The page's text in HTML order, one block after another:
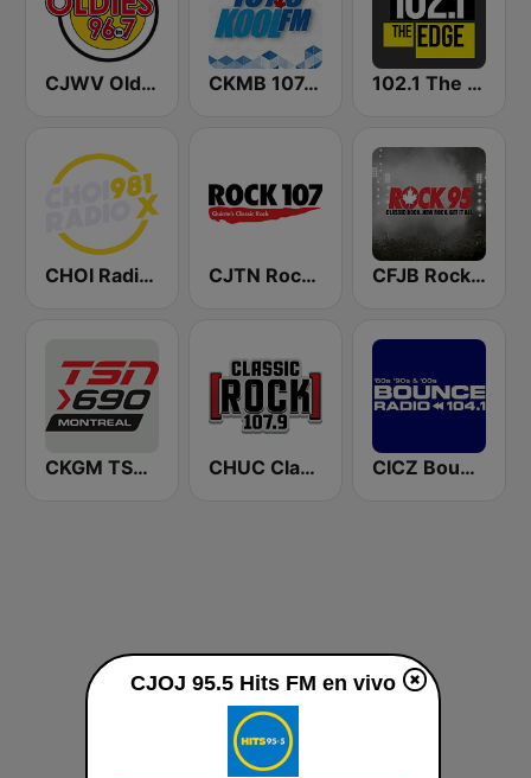
CJWV Oldies 96.7 FM CKMB 107.5 Kool FM 102.1 The Edge FM
CHOI Radio X 98.1 FM CJTN Rock 107 CFJB Rock 95
CKGM TSN Radio 690 AM CHUC Classic Rock 107.9 FM CICZ Bounce Radio 104.1 FM
CJOJ 95.5 Hits FM en vivo